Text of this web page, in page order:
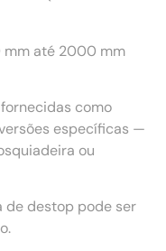
mm até 2000 mm
fornecidas como
específicas —
ou
de destop pode ser